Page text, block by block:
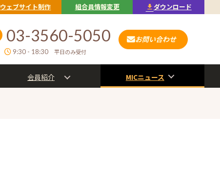
ウェブサイト制作 組合員情報変更 ダウンロード
03-3560-5050
9:30 - 18:30 平日のみ受付
お問い合わせ
会員紹介 MICニュース